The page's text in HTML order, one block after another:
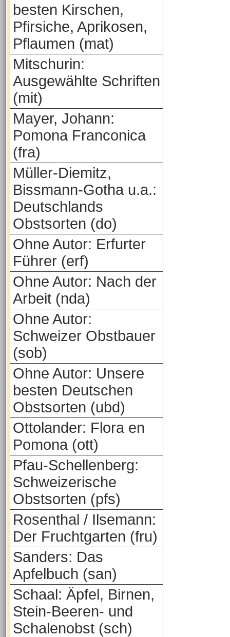
besten Kirschen,
Pfirsiche, Aprikosen,
Pflaumen (mat)
Mitschurin:
Ausgewählte Schriften
(mit)
Mayer, Johann:
Pomona Franconica
(fra)
Müller-Diemitz,
Bissmann-Gotha u.a.:
Deutschlands
Obstsorten (do)
Ohne Autor: Erfurter
Führer (erf)
Ohne Autor: Nach der
Arbeit (nda)
Ohne Autor:
Schweizer Obstbauer
(sob)
Ohne Autor: Unsere
besten Deutschen
Obstsorten (ubd)
Ottolander: Flora en
Pomona (ott)
Pfau-Schellenberg:
Schweizerische
Obstsorten (pfs)
Rosenthal / Ilsemann:
Der Fruchtgarten (fru)
Sanders: Das
Apfelbuch (san)
Schaal: Äpfel, Birnen,
Stein-Beeren- und
Schalenobst (sch)